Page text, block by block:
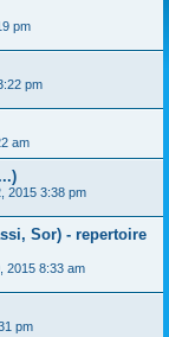
pm
pm
am
2015 3:38 pm
Sor) - repertoire
2015 8:33 am
pm